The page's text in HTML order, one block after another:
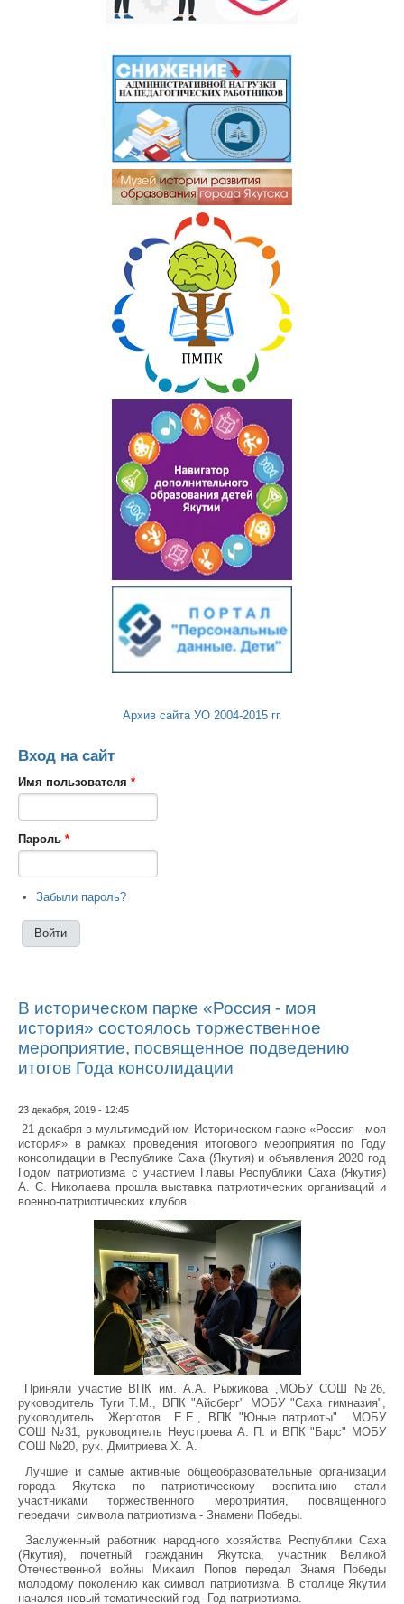
Архив сайта УО 2004-2015 гг.
Вход на сайт
Имя пользователя *
Пароль *
Забыли пароль?
В историческом парке «Россия - моя
история» состоялось торжественное
мероприятие, посвященное подведению
итогов Года консолидации
23 декабря, 2019 - 12:45
21 декабря в мультимедийном Историческом парке «Россия - моя
история» в рамках проведения итогового мероприятия по Году
консолидации в Республике Саха (Якутия) и объявления 2020 год
Годом патриотизма с участием Главы Республики Саха (Якутия)
А. С. Николаева прошла выставка патриотических организаций и
военно-патриотических клубов.
Приняли участие ВПК им. А.А. Рыжикова ,МОБУ СОШ №26,
руководитель Туги Т.М., ВПК "Айсберг" МОБУ "Саха гимназия",
руководитель Жерготов Е.Е., ВПК "Юные патриоты" МОБУ
СОШ №31, руководитель Неустроева А. П. и ВПК "Барс" МОБУ
СОШ №20, рук. Дмитриева Х. А.
Лучшие и самые активные общеобразовательные организации
города Якутска по патриотическому воспитанию стали
участниками торжественного мероприятия, посвященного
передачи символа патриотизма - Знамени Победы.
Заслуженный работник народного хозяйства Республики Саха
(Якутия), почетный гражданин Якутска, участник Великой
Отечественной войны Михаил Попов передал Знамя Победы
молодому поколению как символ патриотизма. В столице Якутии
начался новый тематический год- Год патриотизма.